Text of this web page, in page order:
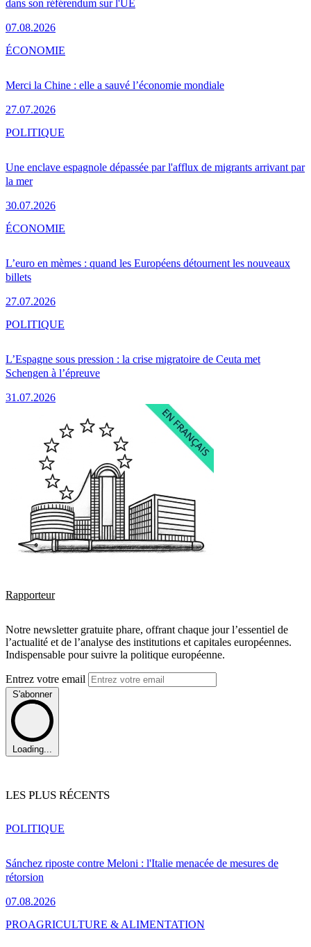
dans son référendum sur l'UE
07.08.2026
Merci la Chine : elle a sauvé l’économie mondiale
27.07.2026
ÉCONOMIE
Une enclave espagnole dépassée par l'afflux de migrants arrivant par
la mer
30.07.2026
POLITIQUE
L’euro en mèmes : quand les Européens détournent les nouveaux
billets
27.07.2026
ÉCONOMIE
L’Espagne sous pression : la crise migratoire de Ceuta met
Schengen à l’épreuve
31.07.2026
POLITIQUE
Rapporteur
Notre newsletter gratuite phare, offrant chaque jour l’essentiel de
l’actualité et de l’analyse des institutions et capitales européennes.
Indispensable pour suivre la politique européenne.
Entrez votre email
S'abonner
Loading...
LES PLUS RÉCENTS
Sánchez riposte contre Meloni : l'Italie menacée de mesures de
rétorsion
07.08.2026
POLITIQUE
PROAGRICULTURE & ALIMENTATION